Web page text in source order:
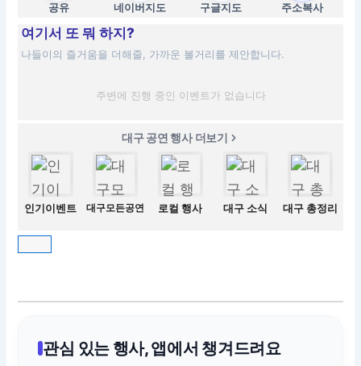
공유 네이버지도 구글지도 주소복사
여기서 또 뭐 하지?
나들이의 즐거움을 더해줄, 가까운 볼거리를 제안합니다.
주변에 진행 중인 이벤트가 없습니다
대구 공연 행사 더보기
인기이벤트 대구모든공연 로컬 행사 대구 소식 대구 총정리
관심 있는 행사, 앱에서 챙겨드려요